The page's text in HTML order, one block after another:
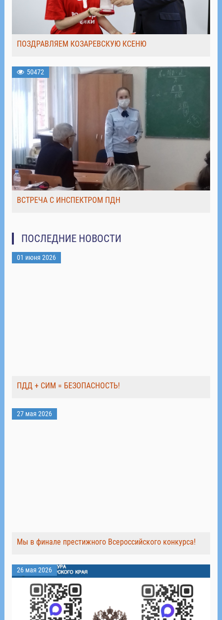
ПОЗДРАВЛЯЕМ КОЗАРЕВСКУЮ КСЕНЮ
50472
ВСТРЕЧА С ИНСПЕКТРОМ ПДН
ПОСЛЕДНИЕ НОВОСТИ
01 июня 2026
ПДД + СИМ = БЕЗОПАСНОСТЬ!
27 мая 2026
Мы в финале престижного Всероссийского конкурса!
26 мая 2026